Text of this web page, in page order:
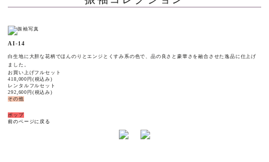
AI-14
白生地に大胆な花柄でほんのりとエンジとくすみ系の色で、品の良さと豪華さを融合させた逸品に仕上げ
ました。
お買い上げフルセット
418,000 円(税込み)
レンタルフルセット
292,600 円(税込み)
その他
ポップ
前のページに戻る